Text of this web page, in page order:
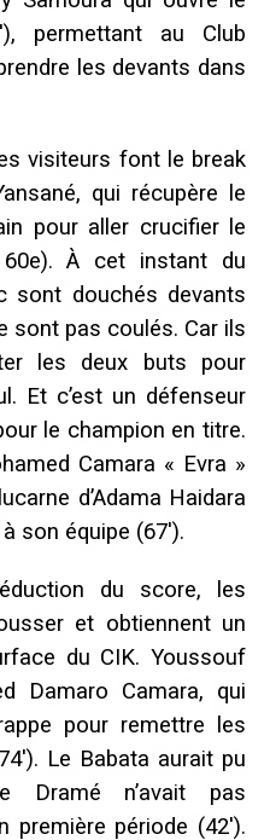
permettant au Club
les devants dans
visiteurs font le break
qui récupère le
pour aller crucifier le
À cet instant du
sont douchés devants
sont pas coulés. Car ils
les deux buts pour
Et c’est un défenseur
le champion en titre.
Camara « Evra »
d’Adama Haidara
son équipe (67′).
du score, les
et obtiennent un
du CIK. Youssouf
Damaro Camara, qui
pour remettre les
Le Babata aurait pu
Dramé n’avait pas
première période (42′).